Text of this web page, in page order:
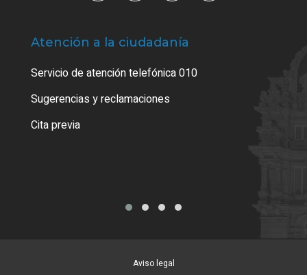
Atención a la ciudadanía
Servicio de atención telefónica 010
Sugerencias y reclamaciones
Cita previa
Aviso legal